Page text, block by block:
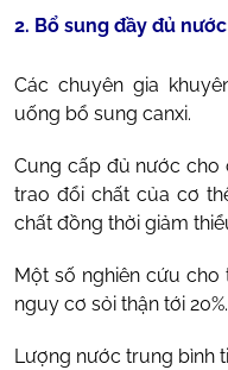
2. Bổ sung đầy đủ
Các chuyên gia
uống bổ sung canxi.
Cung cấp đủ nước cho
trao đổi chất của cơ
chất đồng thời giảm
Một số nghiên cứu cho
nguy cơ sỏi thận tới 20%.
Lượng nước trung bình